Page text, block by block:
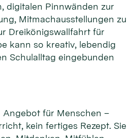
digitalen Pinnwänden zur
Mitmachausstellungen zu
Dreikönigswallfahrt für
kann so kreativ, lebendig
Schulalltag eingebunden
Angebot für Menschen –
kein fertiges Rezept. Sie